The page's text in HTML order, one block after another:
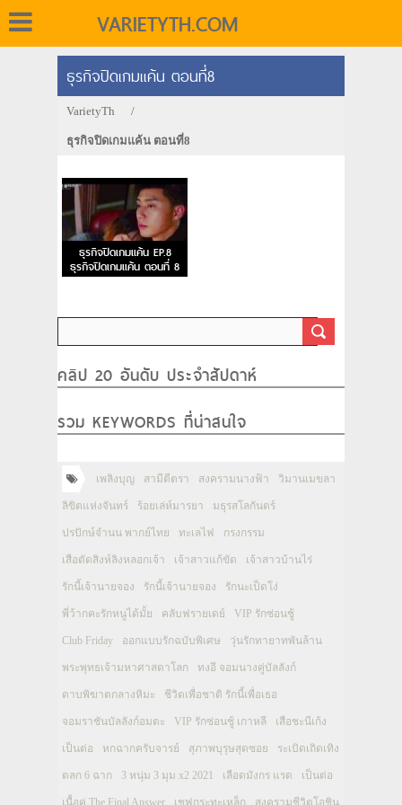
VARIETYTH.COM
ธุรกิจปิดเกมแค้น ตอนที่8
VarietyTh /
ธุรกิจปิดเกมแค้น ตอนที่8
ธุรกิจปิดเกมแค้น EP.8
ธุรกิจปิดเกมแค้น ตอนที่ 8
คลิป 20 อันดับ ประจำสัปดาห์
รวม KEYWORDS ที่น่าสนใจ
เพลิงบุญ สามีตีตรา สงครามนางฟ้า วิมานเมขลา
ลิขิตแห่งจันทร์ ร้อยเล่ห์มารยา มธุรสโลกันตร์
ปรปักษ์จำนน พากย์ไทย ทะเลไฟ กรงกรรม
เสือตัดสิงห์ลิงหลอกเจ้า เจ้าสาวแก้ขัด เจ้าสาวบ้านไร่
รักนี้เจ้านายจอง รักนี้เจ้านายจอง รักนะเป็ดโง่
พี่ว้ากคะรักหนูได้มั้ย คลับฟรายเดย์ VIP รักซ่อนชู้
Club Friday ออกแบบรักฉบับพิเศษ วุ่นรักทายาทพันล้าน
พระพุทธเจ้ามหาศาสดาโลก ทงอี จอมนางคู่บัลลังก์
ดาบพิฆาตกลางหิมะ ชีวิตเพื่อชาติ รักนี้เพื่อเธอ
จอมราชันบัลลังก์อมตะ VIP รักซ่อนชู้ เกาหลี เสือชะนีเก้ง
เป็นต่อ หกฉากครับจารย์ สุภาพบุรุษสุดซอย ระเบิดเถิดเทิง
ตลก 6 ฉาก 3 หนุ่ม 3 มุม x2 2021 เลือดมังกร แรด เป็นต่อ
เนื้อคู่ The Final Answer เชฟกระทะเหล็ก สงครามชีวิตโอชิน